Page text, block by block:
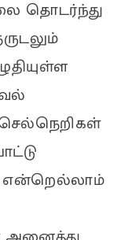
தொடர்ந்து
என்றெல்லாம்